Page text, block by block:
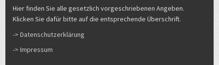
Hier finden Sie alle gesetzlich vorgeschriebenen Angeben.
Klicken Sie dafür bitte auf die entsprechende Überschrift.
-> Datenschutzerklärung
-> Impressum